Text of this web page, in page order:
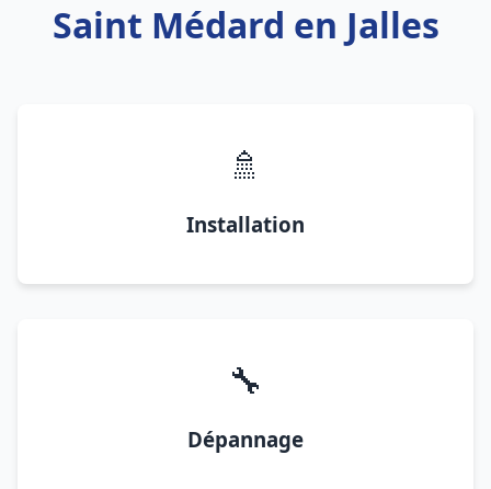
Saint Médard en Jalles
🚿
Installation
🔧
Dépannage